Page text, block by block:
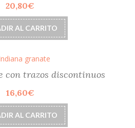
20,80€
AL CARRITO
con trazos discontinuos
16,60€
AL CARRITO